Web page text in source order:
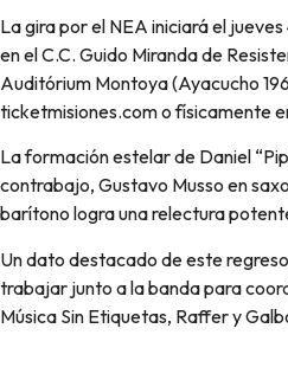
La gira por el NEA iniciará el
en el C.C. Guido Miranda de
Auditórium Montoya (Ayacucho
ticketmisiones.com o físicamente
La formación estelar de Daniel
contrabajo, Gustavo Musso en
barítono logra una relectura
Un dato destacado de este
trabajar junto a la banda para
Música Sin Etiquetas, Raffer y